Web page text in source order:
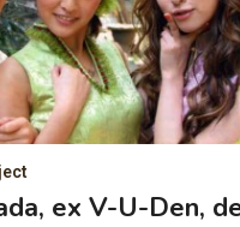
ex V-U-Den,